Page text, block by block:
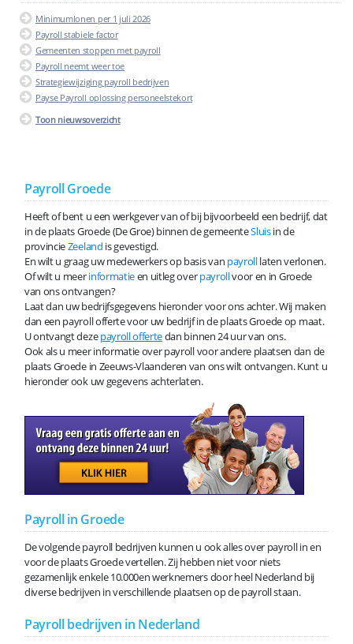
Minimumlonen per 1 juli 2026
Payroll stabiele factor
Gemeenten stoppen met payroll
Payroll neemt weer toe
Strategiewijziging payroll bedrijven
Payse Payroll oplossing personeelstekort
Toon nieuwsoverzicht
Payroll Groede
Heeft of bent u een werkgever van of bij bijvoorbeeld een bedrijf, dat
in de plaats Groede (De Groe) binnen de gemeenteSluisin de
provincieZeeland is gevestigd.
En wilt u graag uw medewerkers op basis van payrolllaten verlonen.
Of wilt u meerinformatieen uitleg overpayrollvoor en in Groede
van ons ontvangen?
Laat dan uw bedrijfsgegevens hieronder voor ons achter. Wij maken
dan een payroll offerte voor uw bedrijf in de plaats Groede op maat.
U ontvangt dezepayroll offertedan binnen 24 uur van ons.
Ook als u meer informatie over payroll voor andere plaatsen dan de
plaats Groede in Zeeuws-Vlaanderen van ons wilt ontvangen. Kunt u
hieronder ook uw gegevens achterlaten.
Payroll in Groede
De volgende payroll bedrijven kunnen u ook alles over payroll in en
voor de plaats Groede vertellen. Zij hebben niet voor niets
gezamenlijk enkele 10.000en werknemers door heel Nederland bij
diverse bedrijven in verschillende plaatsen op de payroll staan.
Payroll bedrijven in Nederland